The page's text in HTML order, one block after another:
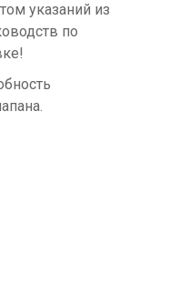
указаний из
по